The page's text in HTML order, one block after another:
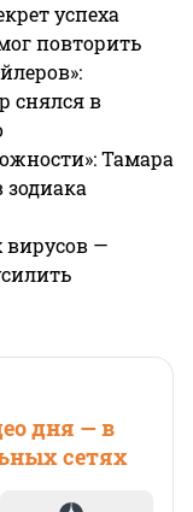
успеха
повторить
снялся в
Тамара
зодиака
вирусов —
дня — в
сетях